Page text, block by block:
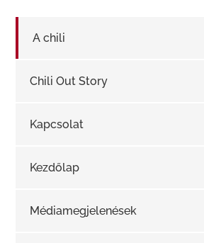
A chili
Chili Out Story
Kapcsolat
Kezdőlap
Médiamegjelenések